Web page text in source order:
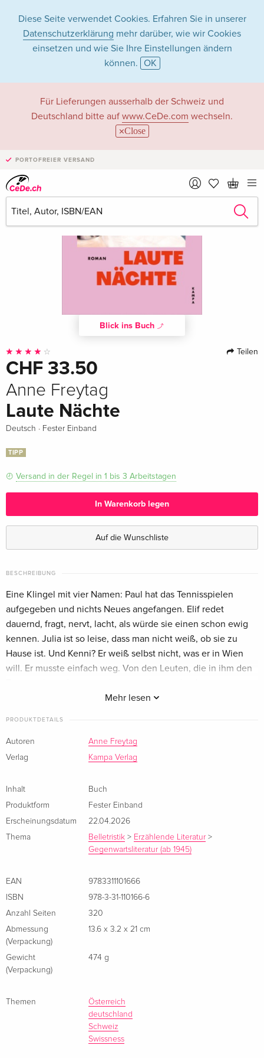
Diese Seite verwendet Cookies. Erfahren Sie in unserer
Datenschutzerklärung mehr darüber, wie wir Cookies
einsetzen und wie Sie Ihre Einstellungen ändern
können. OK
Für Lieferungen ausserhalb der Schweiz und
Deutschland bitte auf www.CeDe.com wechseln.
Close
PORTOFREIER VERSAND
Blick ins Buch
Teilen
CHF 33.50
Anne Freytag
Laute Nächte
Deutsch · Fester Einband
TIPP
Versand in der Regel in 1 bis 3 Arbeitstagen
In Warenkorb legen
Auf die Wunschliste
BESCHREIBUNG
Mehr lesen
Eine Klingel mit vier Namen: Paul hat das Tennisspielen
aufgegeben und nichts Neues angefangen. Elif redet
dauernd, fragt, nervt, lacht, als würde sie einen schon ewig
kennen. Julia ist so leise, dass man nicht weiß, ob sie zu
Hause ist. Und Kenni? Er weiß selbst nicht, was er in Wien
will. Er musste einfach weg. Von den Leuten, die in ihm den
Freundin bei einem Autounfall gestorben ist. Ihre letzte
für Kenni zur neuen Heimat. Das Leben geht einfach weiter.
Auch die geplante Reise findet statt - mit Elif auf dem
Kenni steht am Anfang seiner Karriere als Maler, treffen die
vier sich in Zürich wieder. Es wird eine lange, laute Nacht, die
lauter Fragen aufwirft. Erst zurück in Wien, aus Kenni ist
geworden, beginnt mit einem kurzen Gespräch ein
Über den Autor / die Autorin
PRODUKTDETAILS
Autoren
Anne Freytag
Verlag
Kampa Verlag
Inhalt
Buch
Produktform
Fester Einband
Erscheinungsdatum
22.04.2026
Thema
Belletristik > Erzählende Literatur>
Gegenwartsliteratur (ab 1945)
EAN
9783311101666
ISBN
978-3-31-110166-6
Anzahl Seiten
320
Abmessung
(Verpackung)
13.6 x 3.2 x 21 cm
Gewicht
(Verpackung)
474 g
Themen
Österreich
deutschland
Schweiz
Swissness